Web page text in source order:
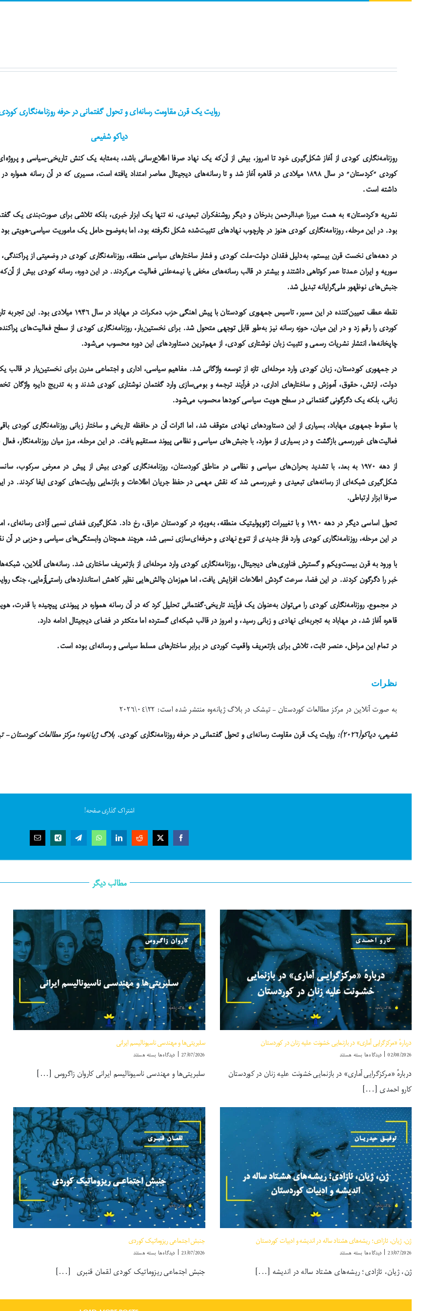
روایت یک قرن مقاومت رسانه‌ای و تحول گفتمانی در حرفە روزنامەنگاری
دیاکو شفیعی
روزنامه‌نگاری کوردی از آغاز شکل‌گیری خود تا امروز، بیش از آن‌که یک نهاد صرفا اطلاع‌رسانی باشد، به‌مثابه یک کنش تاریخی-سیاسی و
کوردی “کردستان” در سال ۱۸۹۸ میلادی در قاهره آغاز شد و تا رسانه‌های دیجیتال معاصر امتداد یافته است، مسیری که در آن
داشته است.
نشریه «کردستان» به همت میرزا عبدالرحمن بدرخان و دیگر روشنفکران تبعیدی، نه تنها یک ابزار خبری، بلکه تلاشی برای صورت‌بندی یک
بود. در این مرحله، روزنامه‌نگاری کوردی هنوز در چارچوب نهادهای تثبیت‌شده شکل نگرفته بود، اما به‌وضوح حامل یک ماموریت سیاسی-هویتی
در دهه‌های نخست قرن بیستم، به‌دلیل فقدان دولت-ملت کوردی و فشار ساختارهای سیاسی منطقه، روزنامه‌نگاری کوردی در وضعیتی از
سوریه و ایران عمدتا عمر کوتاهی داشتند و بیشتر در قالب رسانه‌های مخفی یا نیمه‌علنی فعالیت می‌کردند. در این دوره، رسانه کوردی بیش از
جنبش‌های نوظهور ملی‌گرایانه تبدیل شد.
نقطه عطف تعیین‌کننده در این مسیر، تاسیس جمهوری
کوردی را رقم زد و در این میان، حوزه رسانه نیز به‌طور قابل توجهی متحول شد. برای نخستین‌بار، روزنامه‌نگاری کوردی از سطح فعالیت‌های
چاپخانه‌ها، انتشار نشریات رسمی و تثبیت زبان نوشتاری کوردی، از مهم‌ترین دستاوردهای این دوره محسوب می‌شود.
در جمهوری کوردستان، زبان کوردی وارد مرحله‌ای تازه از توسعه واژگانی شد. مفاهیم سیاسی، اداری و اجتماعی مدرن برای نخستین‌بار در قالب
دولت، ارتش، حقوق، آموزش و ساختارهای اداری، در فرآیند ترجمه و بومی‌سازی وارد گفتمان نوشتاری کوردی شدند و به تدریج دایره
زبانی، بلکه یک دگرگونی گفتمانی در سطح هویت سیاسی کوردها محسوب می‌شود.
با سقوط جمهوری مهاباد، بسیاری از این دستاوردهای نهادی متوقف شد، اما اثرات آن در حافظه تاریخی و ساختار زبانی روزنامه‌نگاری کوردی
فعالیت‌های غیررسمی بازگشت و در بسیاری از موارد، با جنبش‌های سیاسی و نظامی پیوند مستقیم یافت. در این مرحله، مرز میان روزنامه‌نگار،
از دهه ۱۹۷۰ به بعد، با تشدید بحران‌های سیاسی و نظامی در مناطق کوردستان، روزنامه‌نگاری کوردی بیش از پیش در معرض سرکوب،
شکل‌گیری شبکه‌ای از رسانه‌های تبعیدی و غیررسمی شد که نقش مهمی در حفظ جریان اطلاعات و بازنمایی روایت‌های کوردی ایفا کردند. در
صرفا ابزار ارتباطی.
تحول اساسی دیگر در دهه ۱۹۹۰ و با تغییرات ژئوپولیتیک منطقه، به‌ویژه در کوردستان عراق، رخ داد. شکل‌گیری فضای نسبی
در این مرحله، روزنامه‌نگاری کوردی وارد فاز جدیدی از تنوع نهادی و حرفه‌ای‌سازی نسبی شد، هرچند همچنان وابستگی‌های سیاسی و حزبی در آن
با ورود به قرن بیست‌ویکم و گسترش فناوری‌های دیجیتال، روزنامه‌نگاری کوردی وارد مرحله‌ای از بازتعریف ساختاری شد. رسانه‌های آنلاین،
خبر را دگرگون کردند. در این فضا، سرعت گردش اطلاعات افزایش یافت، اما هم‌زمان چالش‌هایی نظیر کاهش استانداردهای راستی‌آزمایی، جنگ
در مجموع، روزنامه‌نگاری کوردی را می‌توان به‌عنوان یک فرآیند تاریخی-گفتمانی تحلیل کرد که در آن رسانه همواره در پیوندی پیچیده با
قاهره آغاز شد، در مهاباد به تجربه‌ای نهادی و زبانی رسید، و امروز در قالب شبکه‌ای گسترده اما متکثر در فضای دیجیتال ادامه دارد.
در تمام این مراحل، عنصر ثابت، تلاش برای بازتعریف واقعیت کوردی در برابر ساختارهای مسلط سیاسی و رسانه‌ای بوده است.
نظرات
به صورت آنلاین در مرکز مطالعات کوردستان – تیشک در بلاگ ژیانەوە منتشر شده است: ٢٢\٠٤\٢٠٢٦
شفیعی، دیاکو(٢٠٢٦):
روایت یک قرن مقاومت رسانه‌ای و تحول گفتمانی در حرفە روزنامەنگاری کوردی. بلاگ ژیانەوە؛ مرکز مطالعات کوردستان
اشتراک گذاری صفحه!
مطالب دیگر
دربارهٔ «مرکزگرایی آماری» در بازنمایی خشونت علیه زنان در کوردستان
02/08/2026
| دیدگاه‌ها برای
«مرکزگرایی
در
خشونت
علیه
زنان
در
کوردستان
بسته هستند
دربارهٔ «مرکزگرایی آماری» در بازنمایی خشونت علیه زنان در کوردستان
کارو احمدی [...]
سلبریتی‌ها و مهندسی ناسیونالیسم ایرانی
27/07/2026
| دیدگاه‌ها برای
و
بسته هستند
سلبریتی‌ها و مهندسی ناسیونالیسم ایرانی کاروان زاگروس [...]
ژن، ژیان، ئازادی؛ ریشه‌های هشتاد ساله در اندیشه و ادبیات کوردستان
23/07/2026
| دیدگاه‌ها برای
ژیان،
هشتاد
بسته هستند
ژن، ژیان، ئازادی؛ ریشه‌های هشتاد ساله در اندیشه [...]
جنبش اجتماعی ریزوماتیک کوردی
23/07/2026
| دیدگاه‌ها برای
ریزوماتیک
بسته هستند
جنبش اجتماعی ریزوماتیک کوردی لقمان قنبری [...]